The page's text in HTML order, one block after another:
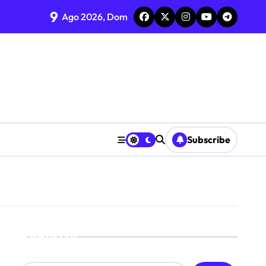
Álvarez 9 Ago 2026, Dom
Subscribe
Buscar